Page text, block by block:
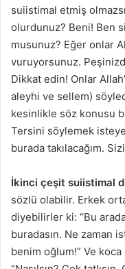
suiistimal etmiş
olurdunuz? Beni! Ben
musunuz? Eğer onlar
vuruyorsunuz.
Dikkat edin! Onlar
aleyhi ve sellem)
kesinlikle söz konusu
Tersini söylemek
burada takılacağım.
İkinci çeşit suiistimal
sözlü olabilir. Erkek
diyebilirler ki: “Bu
buradasın. Ne zaman
benim oğlum!” Ve